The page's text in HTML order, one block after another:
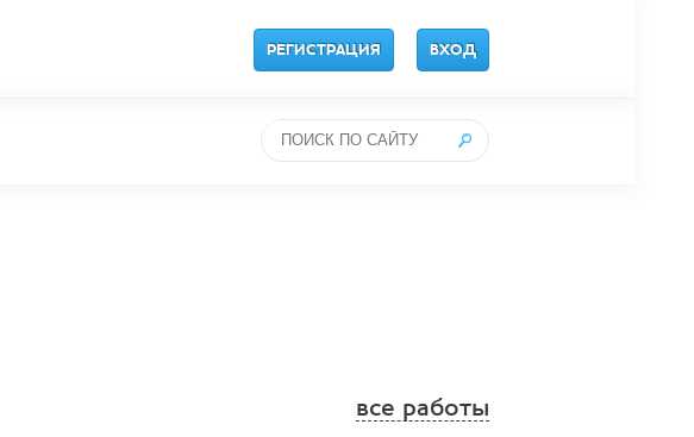
РЕГИСТРАЦИЯ ВХОД
все работы